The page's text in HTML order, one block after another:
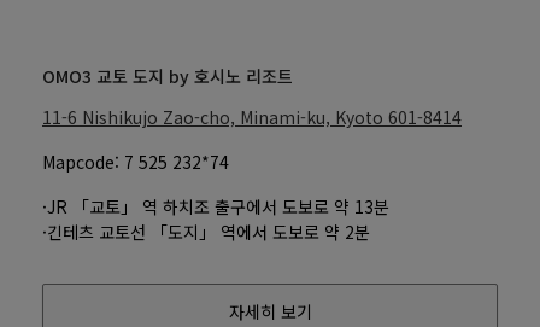
OMO3 교토 도지 by 호시노 리조트
11-6 Nishikujo Zao-cho, Minami-ku, Kyoto 601-8414
Mapcode: 7 525 232*74
·JR 「교토」 역 하치조 출구에서 도보로 약 13분
·긴테츠 교토선 「도지」 역에서 도보로 약 2분
자세히 보기